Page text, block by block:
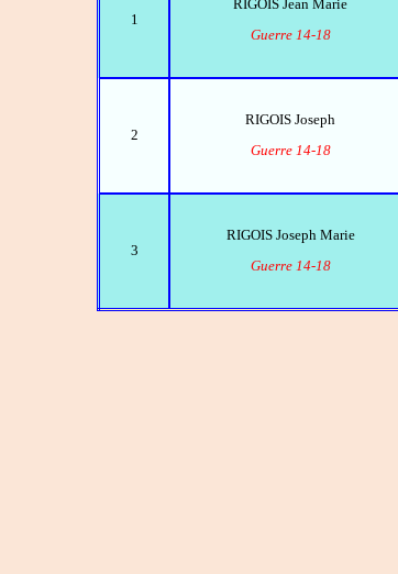
1
RIGOIS Jean Marie
Guerre 14-18
2
RIGOIS Joseph
Guerre 14-18
3
RIGOIS Joseph Marie
Guerre 14-18